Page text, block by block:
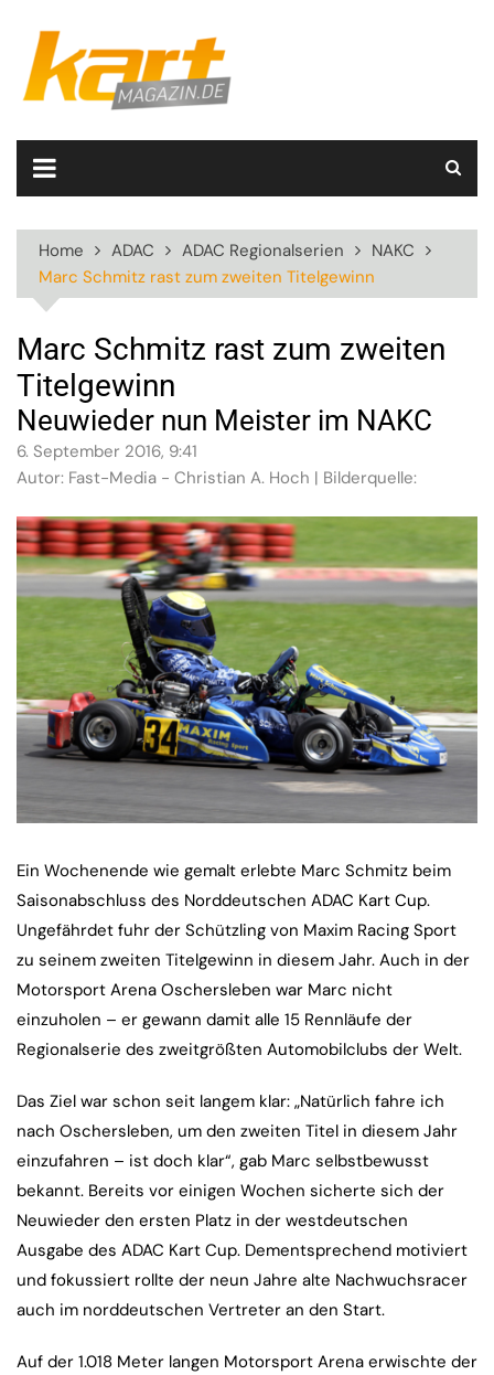
content
Home ADAC ADAC Regionalserien
NAKC
Marc Schmitz rast zum zweiten Titelgewinn
Marc Schmitz rast zum zweiten
Titelgewinn
Neuwieder nun Meister im NAKC
6. September 2016, 9:41
Autor: Fast-Media - Christian A. Hoch | Bilderquelle:
Ein Wochenende wie gemalt erlebte Marc Schmitz beim
Saisonabschluss des Norddeutschen ADAC Kart Cup.
Ungefährdet fuhr der Schützling von Maxim Racing Sport
zu seinem zweiten Titelgewinn in diesem Jahr. Auch in der
Motorsport Arena Oschersleben war Marc nicht
einzuholen – er gewann damit alle 15 Rennläufe der
Regionalserie des zweitgrößten Automobilclubs der Welt.
Das Ziel war schon seit langem klar: „Natürlich fahre ich
nach Oschersleben, um den zweiten Titel in diesem Jahr
einzufahren – ist doch klar“, gab Marc selbstbewusst
bekannt. Bereits vor einigen Wochen sicherte sich der
Neuwieder den ersten Platz in der westdeutschen
Ausgabe des ADAC Kart Cup. Dementsprechend motiviert
und fokussiert rollte der neun Jahre alte Nachwuchsracer
auch im norddeutschen Vertreter an den Start.
Auf der 1.018 Meter langen Motorsport Arena erwischte der